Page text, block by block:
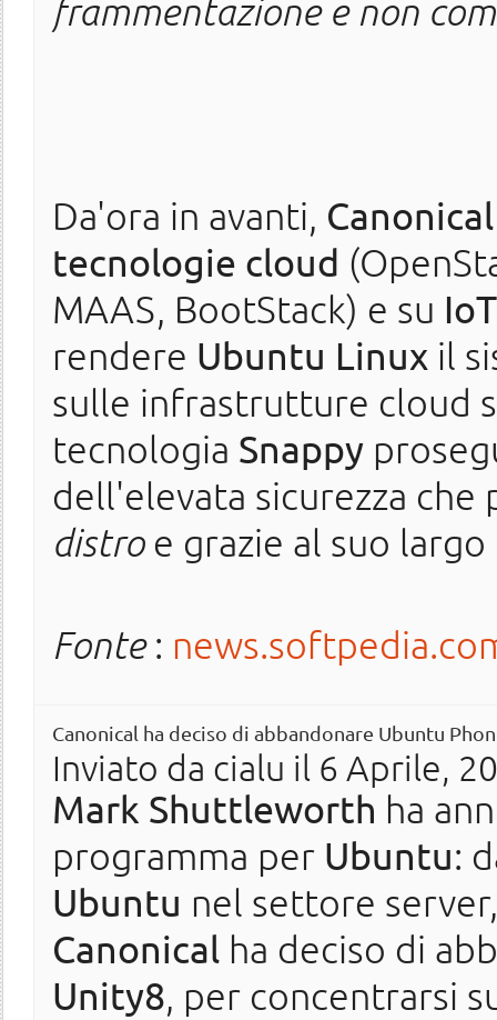
frammentazione e non
Da'ora in avanti, Canonical
tecnologie cloud
MAAS, BootStack) e su IoT
rendere Ubuntu Linux il
sulle infrastrutture cloud
tecnologia Snappy
dell'elevata sicurezza
distroe grazie al suo
Fonte:
Canonical ha deciso di abbandonare Ubuntu
Inviato da cialu il 6 Aprile,
Mark Shuttleworth ha
programma per Ubuntu:
Ubuntu nel settore
Canonical ha deciso di
Unity8, per concentrarsi